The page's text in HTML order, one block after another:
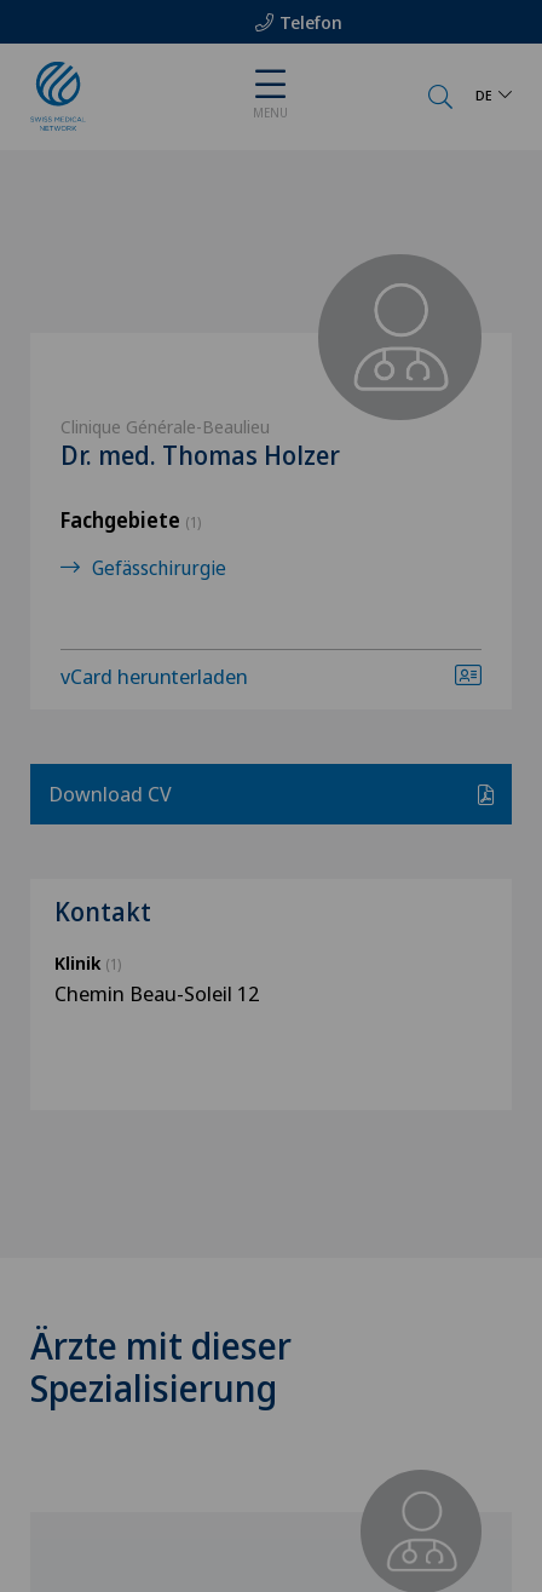
Telefon
MENU
DE
Clinique Générale-Beaulieu
Dr. med. Thomas Holzer
Fachgebiete (1)
Gefässchirurgie
vCard herunterladen
Download CV
Kontakt
Klinik (1)
Chemin Beau-Soleil 12
Ärzte mit dieser
Spezialisierung